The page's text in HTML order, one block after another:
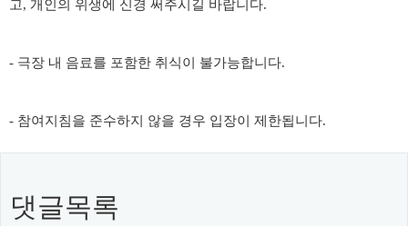
고, 개인의 위생에 신경 써주시길 바랍니다.
- 극장 내 음료를 포함한 취식이 불가능합니다.
- 참여지침을 준수하지 않을 경우 입장이 제한됩니다.
댓글목록